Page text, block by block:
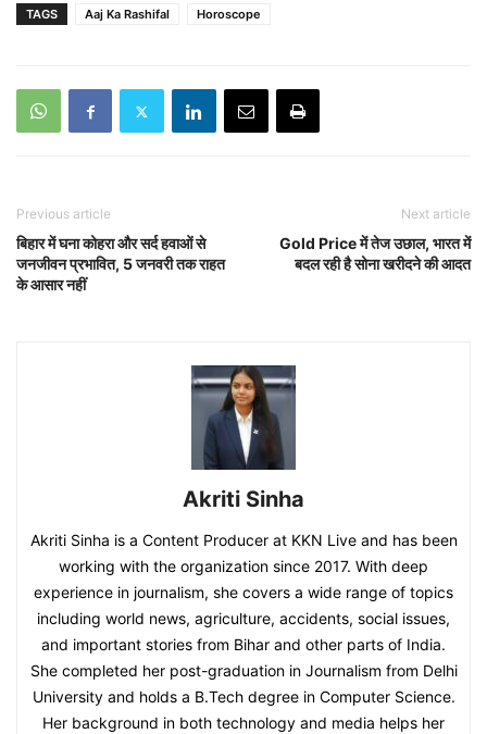
TAGS Aaj Ka Rashifal Horoscope
Previous article
बिहार में घना कोहरा और सर्द हवाओं से
जनजीवन प्रभावित, 5 जनवरी तक राहत
के आसार नहीं
Next article
Gold Price में तेज उछाल, भारत में
बदल रही है सोना खरीदने की आदत
Akriti Sinha
Akriti Sinha is a Content Producer at KKN Live and has been
working with the organization since 2017. With deep
experience in journalism, she covers a wide range of topics
including world news, agriculture, accidents, social issues,
and important stories from Bihar and other parts of India.
She completed her post-graduation in Journalism from Delhi
University and holds a B.Tech degree in Computer Science.
Her background in both technology and media helps her